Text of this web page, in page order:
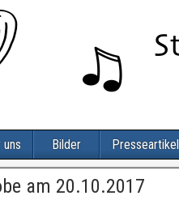
uns Bilder Presseartikel
am 20.10.2017